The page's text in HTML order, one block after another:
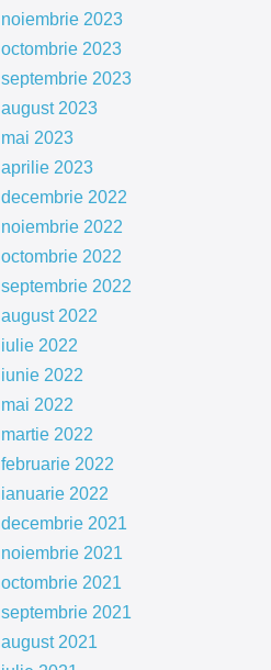
noiembrie 2023
octombrie 2023
septembrie 2023
august 2023
mai 2023
aprilie 2023
decembrie 2022
noiembrie 2022
octombrie 2022
septembrie 2022
august 2022
iulie 2022
iunie 2022
mai 2022
martie 2022
februarie 2022
ianuarie 2022
decembrie 2021
noiembrie 2021
octombrie 2021
septembrie 2021
august 2021